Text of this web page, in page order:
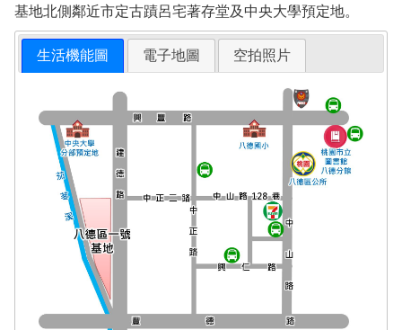
基地北側鄰近市定古蹟呂宅著存堂及中央大學預定地。
生活機能圖 電子地圖 空拍照片